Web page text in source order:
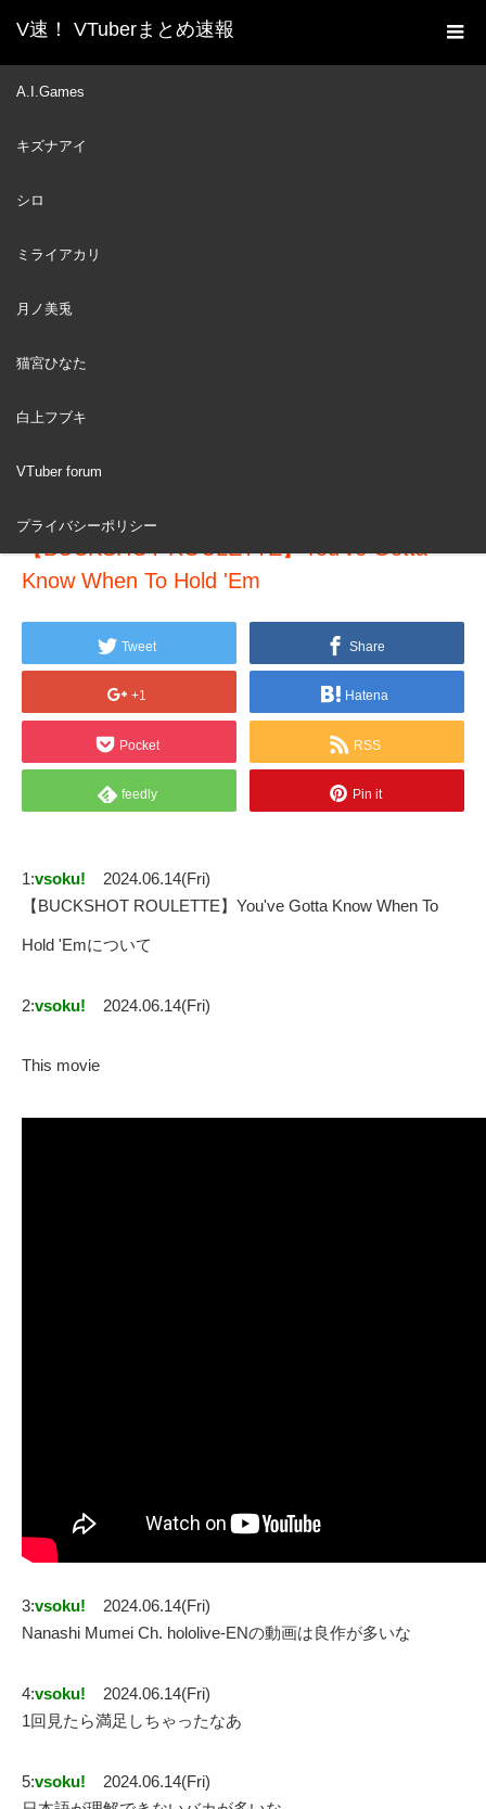
V速！ VTuberまとめ速報
A.I.Games
キズナアイ
シロ
ミライアカリ
月ノ美兎
猫宮ひなた
白上フブキ
VTuber forum
プライバシーポリシー
ホーム
新着動画一覧
14
【BUCKSHOT ROULETTE】You've Gotta
Know When To Hold 'Em
Tweet Share
+1 Hatena
Pocket RSS
feedly Pin it
1:vsoku!
2024.06.14(Fri)
【BUCKSHOT ROULETTE】You've Gotta Know When To
Hold 'Emについて
2:vsoku! 2024.06.14(Fri)
This movie
3:vsoku!
2024.06.14(Fri)
Nanashi Mumei Ch. hololive-ENの動画は良作が多いな
4:vsoku!
2024.06.14(Fri)
1回見たら満足しちゃったなあ
5:vsoku!
2024.06.14(Fri)